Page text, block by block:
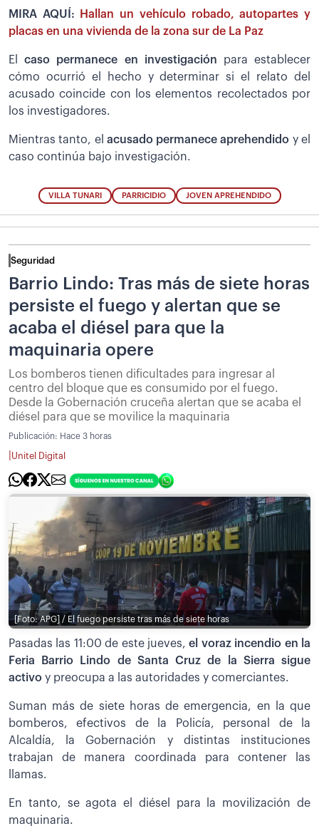
MIRA AQUÍ:
Hallan un vehículo robado, autopartes y
placas en una vivienda de la zona sur de La Paz
Elcaso permanece en investigación para establecer
cómo ocurrió el hecho y determinar si el relato del
acusado coincide con los elementos recolectados por
los investigadores.
Mientras tanto, el acusado permanece aprehendido y el
caso continúa bajo investigación.
VILLA TUNARI PARRICIDIO JOVEN APREHENDIDO
Seguridad
Barrio Lindo: Tras más de siete horas
persiste el fuego y alertan que se
acaba el diésel para que la
maquinaria opere
Los bomberos tienen dificultades para ingresar al
centro del bloque que es consumido por el fuego.
Desde la Gobernación cruceña alertan que se acaba el
diésel para que se movilice la maquinaria
Publicación: Hace 3 horas
Unitel Digital
[Foto: APG] / El fuego persiste tras más de siete horas
Pasadas las 11:00 de este jueves,el voraz incendio en la
Feria Barrio Lindo de Santa Cruz de la Sierra sigue
activo y preocupa a las autoridades y comerciantes.
Suman más de siete horas de emergencia, en la que
bomberos, efectivos de la Policía, personal de la
Alcaldía, la Gobernación y distintas instituciones
trabajan de manera coordinada para contener las
llamas.
En tanto, se agota el diésel para la movilización de
maquinaria.